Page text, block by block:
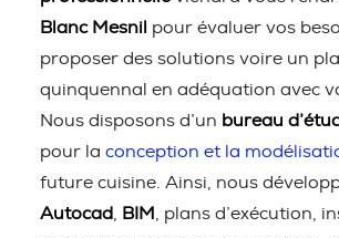
Blanc Mesnil pour évaluer vos
proposer des solutions voire un
quinquennal en adéquation avec
Nous disposons d’un bureau
pour la conception et la
future cuisine. Ainsi, nous
Autocad
BIM
, plans d’exécution,